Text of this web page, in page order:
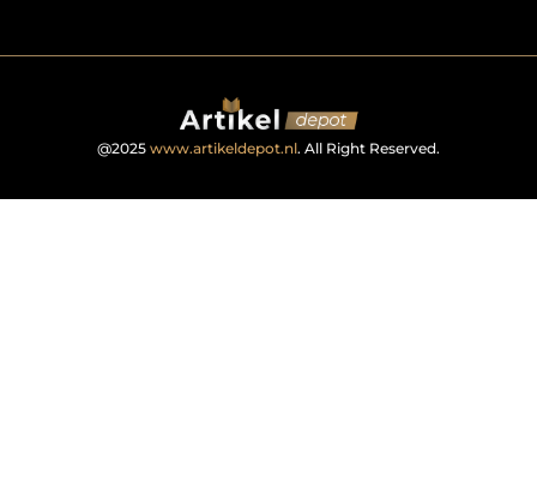
@2025 www.artikeldepot.nl. All Right Reserved.